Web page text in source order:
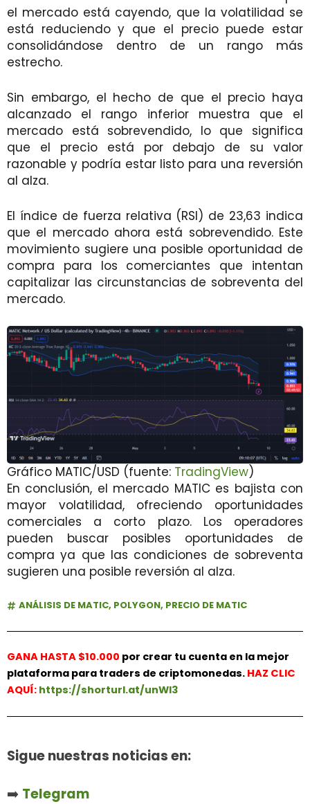
el mercado está cayendo, que la volatilidad se
está reduciendo y que el precio puede estar
consolidándose dentro de un rango más
estrecho.
Sin embargo, el hecho de que el precio haya
alcanzado el rango inferior muestra que el
mercado está sobrevendido, lo que significa
que el precio está por debajo de su valor
razonable y podría estar listo para una reversión
al alza.
El índice de fuerza relativa (RSI) de 23,63 indica
que el mercado ahora está sobrevendido. Este
movimiento sugiere una posible oportunidad de
compra para los comerciantes que intentan
capitalizar las circunstancias de sobreventa del
mercado.
Gráfico MATIC/USD (fuente: TradingView)
En conclusión, el mercado MATIC es bajista con
mayor volatilidad, ofreciendo oportunidades
comerciales a corto plazo. Los operadores
pueden buscar posibles oportunidades de
compra ya que las condiciones de sobreventa
sugieren una posible reversión al alza.
ANÁLISIS DE MATIC, POLYGON, PRECIO DE MATIC
GANA HASTA $10.000 por crear tu cuenta en la mejor
plataforma para traders de criptomonedas. HAZ CLIC
AQUÍ: https://shorturl.at/unWl3
Sigue nuestras noticias en:
➡️ Telegram